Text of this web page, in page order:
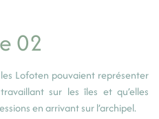
Lofoten pouvaient représenter
sur les îles et qu’elles
en arrivant sur l’archipel.